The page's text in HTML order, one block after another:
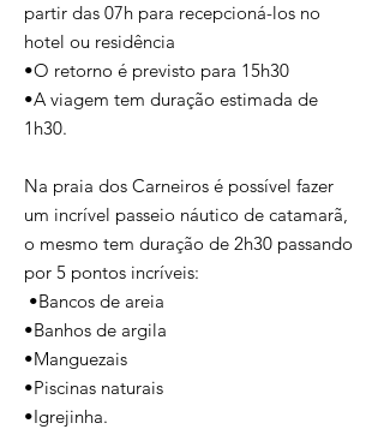
partir das 07h para recepcioná-los no
hotel ou residência
•O retorno é previsto para 15h30
•A viagem tem duração estimada de
1h30.
Na praia dos Carneiros é possível fazer
um incrível passeio náutico de catamarã,
o mesmo tem duração de 2h30 passando
por 5 pontos incríveis:
•Bancos de areia
•Banhos de argila
•Manguezais
•Piscinas naturais
•Igrejinha.